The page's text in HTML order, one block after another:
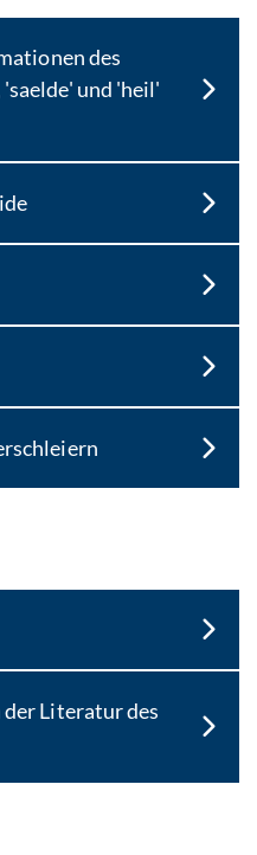
des
und 'heil'
der Literatur des